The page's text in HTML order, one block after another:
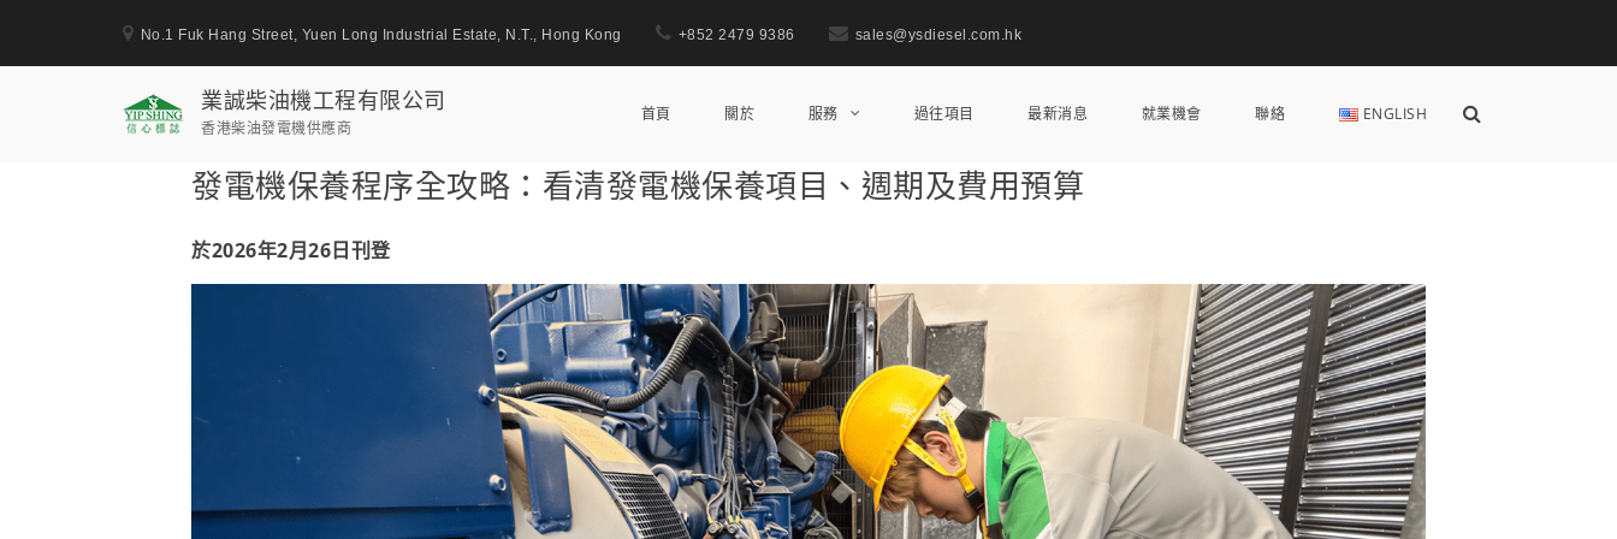
No.1 Fuk Hang Street, Yuen Long Industrial Estate, N.T., Hong Kong +852 2479 9386 sales@ysdiesel.com.hk
業誠柴油機工程有限公司
香港柴油發電機供應商
首頁 關於 服務 過往項目 最新消息 就業機會 聯絡 ENGLISH
Show
發電機保養程序全攻略：看清發電機保養項目、週期及費用預算
於2026年2月26日刊登